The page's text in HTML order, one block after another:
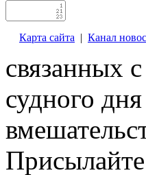
Карта сайта | Канал
связанных
судного